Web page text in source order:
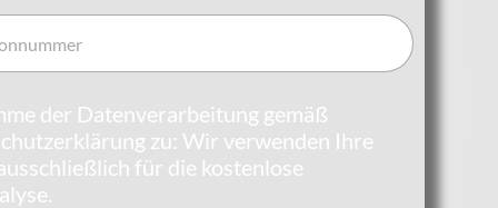
der Datenverarbeitung gemäß
zu: Wir verwenden Ihre
für die kostenlose